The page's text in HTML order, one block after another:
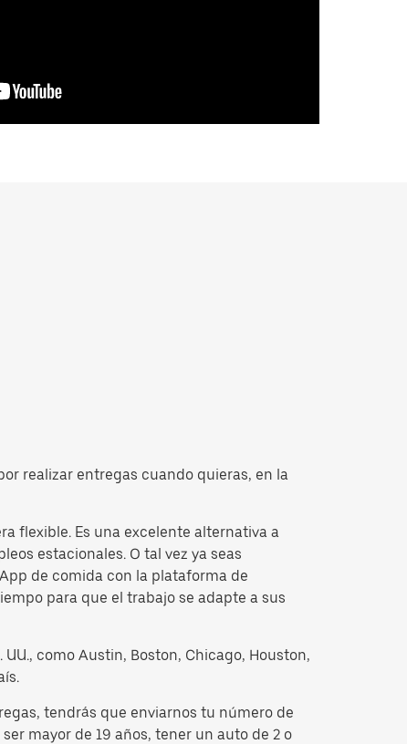
realizar entregas cuando quieras, en la
flexible. Es una excelente alternativa a
estacionales. O tal vez ya seas
de comida con la plataforma de
para que el trabajo se adapte a sus
como Austin, Boston, Chicago, Houston,
tendrás que enviarnos tu número de
mayor de 19 años, tener un auto de 2 o